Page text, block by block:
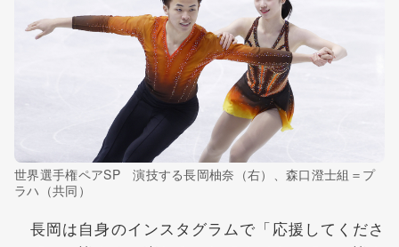
世界選手権ペアSP 演技する長岡柚奈（右）、森口澄士組＝プ
ラハ（共同）
長岡は自身のインスタグラムで「応援してくださ